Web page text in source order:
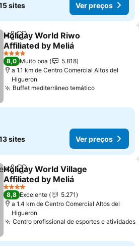
sites Ver preços
PartilharAdicionar aos favoritos
Holiday World Riwo
Affiliated by Meliá
4 Estrelas
8,0 Muito boa
5.818
a 1.1 km de Centro Comercial Altos del
Higueron
Buffet mediterrâneo temático
sites Ver preços
PartilharAdicionar aos favoritos
Holiday World Village
Affiliated by Meliá
4 Estrelas
8,8 Excelente
5.271
a 1.4 km de Centro Comercial Altos del
Higueron
Centro profissional de esportes e atividades